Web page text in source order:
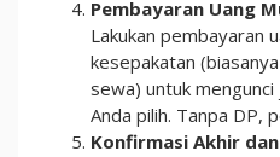
Pembayaran Uang
Lakukan pembayaran
kesepakatan
sewa) untuk
Anda pilih. Tanpa DP,
Konfirmasi Akhir